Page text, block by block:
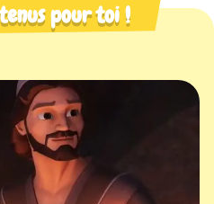
pour toi !